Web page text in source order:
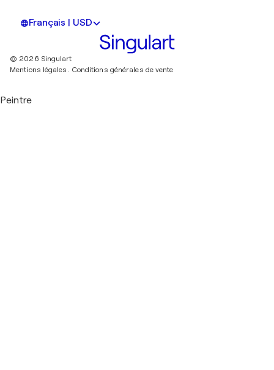
Français | USD
© 2026 Singulart
Mentions légales. Conditions générales de vente
Peintre